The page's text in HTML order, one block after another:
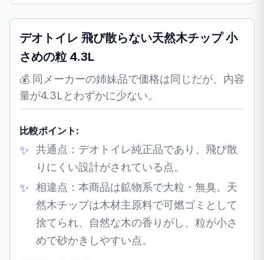
デオトイレ 飛び散らない天然木チップ 小
さめの粒 4.3L
💰 同メーカーの姉妹品で価格は同じだが、内容
量が4.3Lとわずかに少ない。
比較ポイント:
共通点：デオトイレ純正品であり、飛び散
りにくい設計がされている点。
相違点：本商品は鉱物系で大粒・無臭。天
然木チップは木材主原料で可燃ゴミとして
捨てられ、自然な木の香りがし、粒が小さ
めで砂かきしやすい点。